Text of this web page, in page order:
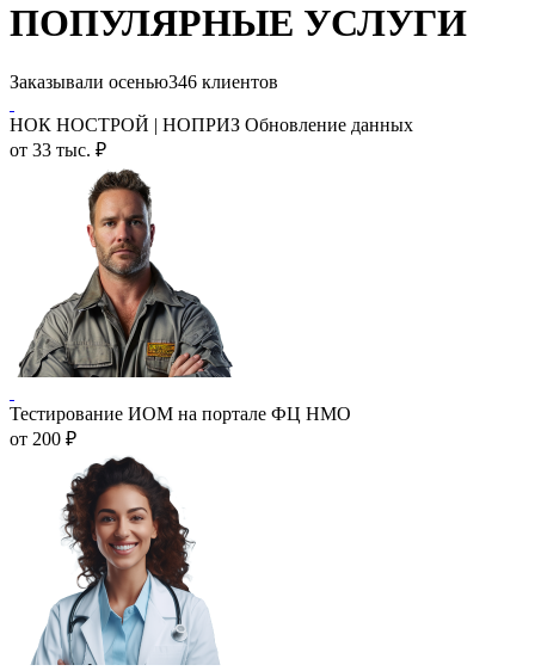
ПОПУЛЯРНЫЕ УСЛУГИ
Заказывали осенью346 клиентов
НОК НОСТРОЙ | НОПРИЗ Обновление данных
от 33 тыс. ₽
Тестирование ИОМ на портале ФЦ НМО
от 200 ₽